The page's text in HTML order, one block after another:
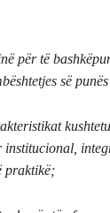
për të
së
institucional,
praktikë;